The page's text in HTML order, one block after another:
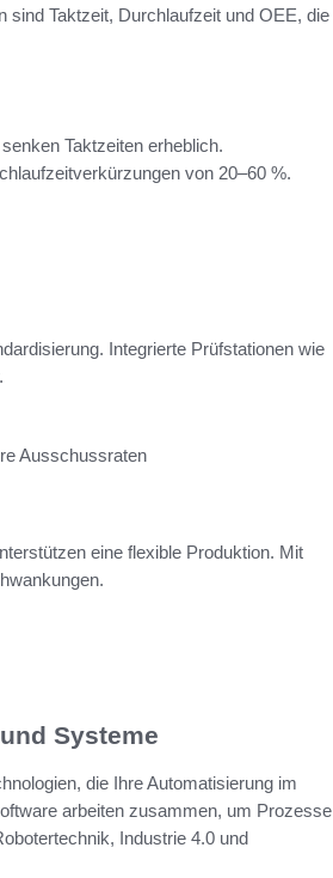
sind Taktzeit, Durchlaufzeit und OEE, die
Taktzeiten erheblich.
von 20–60 %.
Integrierte Prüfstationen wie
Ausschussraten
eine flexible Produktion. Mit
Systeme
die Ihre Automatisierung im
arbeiten zusammen, um Prozesse
Industrie 4.0 und